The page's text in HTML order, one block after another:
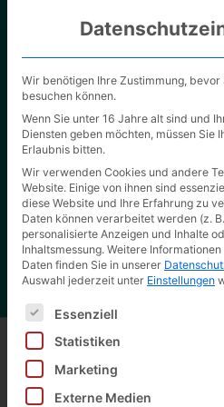
Unsere
Überzeugen Sie sich
unserer Arbeit.
Zurück zu allen Produkten
Wir benötigen Ihre Zustimmung,
besuchen können.
Wenn Sie unter 16 Jahre alt sind und
Diensten geben möchten, müssen Sie
Erlaubnis bitten.
Wir verwenden Cookies und andere
Website. Einige von ihnen sind
diese Website und Ihre Erfahrung zu
Daten können verarbeitet werden (z.
personalisierte Anzeigen und Inhalte
Inhaltsmessung. Weitere
Daten finden Sie in unserer
Auswahl jederzeit unter Einstellungen
Es folgt eine Liste der
Essenziell
Statistiken
Marketing
Externe Medien